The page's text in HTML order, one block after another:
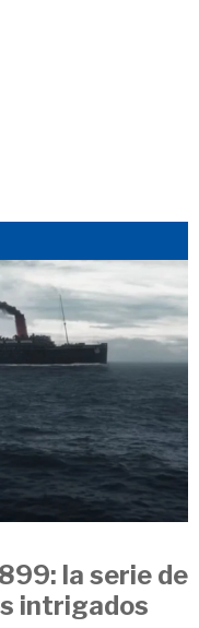
la serie de
intrigados